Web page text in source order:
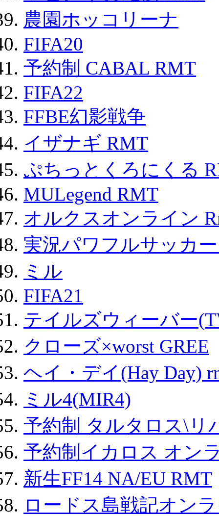
農園ホッコリーナ
FIFA20
予約制 CABAL RMT
FIFA22
FFBE幻影戦争
イザナギ RMT
ぷちっとくろにくる
MULegend RMT
オルクスオンライン
実況パワフルサッカ
ミル
FIFA21
テイルズウィーバー
クローズ×worst GREE
ヘイ・デイ(Hay Day)
ミル4(MIR4)
予約制 タルタロス\リ
予約制イカロス オン
新生FF14 NA/EU RMT
ロードス島戦記オン